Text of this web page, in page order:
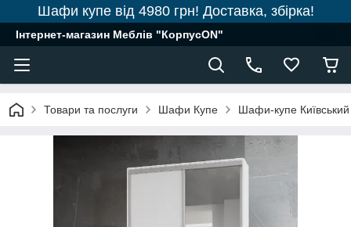
Шафи купе від 4980 грн! Доставка, збірка!
Інтернет-магазин Меблів "КорпусON"
Товари та послуги Шафи Купе Шафи-купе